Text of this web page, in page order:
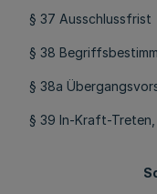
§ 37 Ausschlussfrist
§ 38
§ 38a
§ 39 In-Kraft-